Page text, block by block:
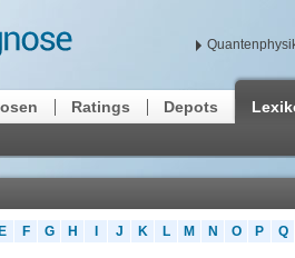
Ratings Depots
E F G H J K L M N O P Q